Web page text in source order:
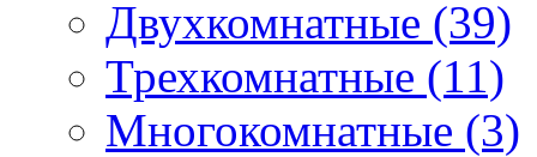
Двухкомнатные (39)
Трехкомнатные (11)
Многокомнатные (3)